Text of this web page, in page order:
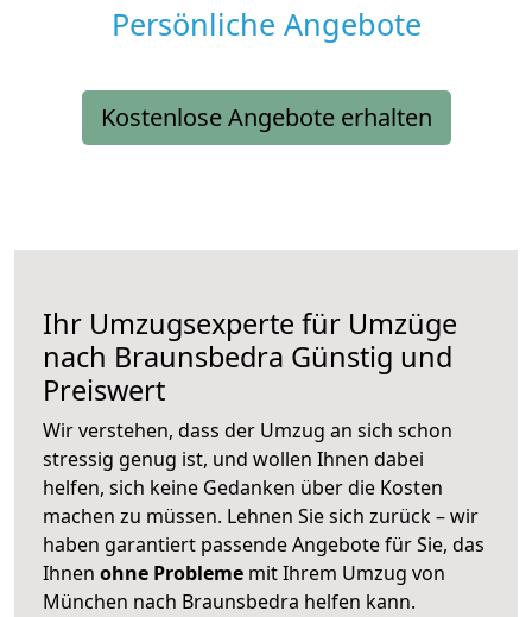
Persönliche Angebote
Kostenlose Angebote erhalten
Ihr Umzugsexperte für Umzüge
nach Braunsbedra Günstig und
Preiswert
Wir verstehen, dass der Umzug an sich schon
stressig genug ist, und wollen Ihnen dabei
helfen, sich keine Gedanken über die Kosten
machen zu müssen. Lehnen Sie sich zurück – wir
haben garantiert passende Angebote für Sie, das
Ihnen ohne Probleme mit Ihrem Umzug von
München nach Braunsbedra helfen kann.